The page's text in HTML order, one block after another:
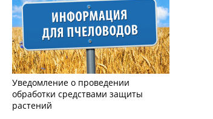
Уведомление о проведении
обработки средствами защиты
растений